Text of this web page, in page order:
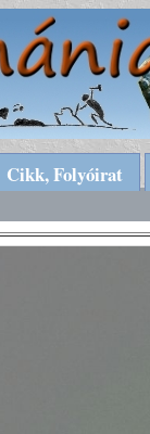
Cikk, Folyóirat